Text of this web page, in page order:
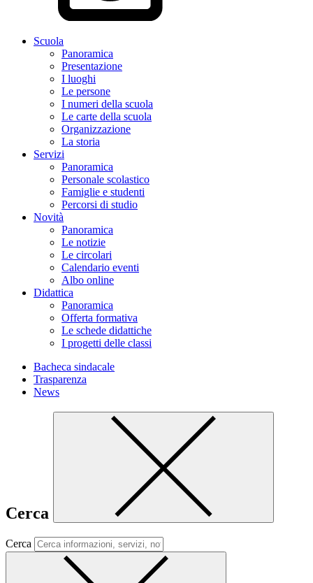
Scuola
Panoramica
Presentazione
I luoghi
Le persone
I numeri della scuola
Le carte della scuola
Organizzazione
La storia
Servizi
Panoramica
Personale scolastico
Famiglie e studenti
Percorsi di studio
Novità
Panoramica
Le notizie
Le circolari
Calendario eventi
Albo online
Didattica
Panoramica
Offerta formativa
Le schede didattiche
I progetti delle classi
Bacheca sindacale
Trasparenza
News
Cerca
Cerca